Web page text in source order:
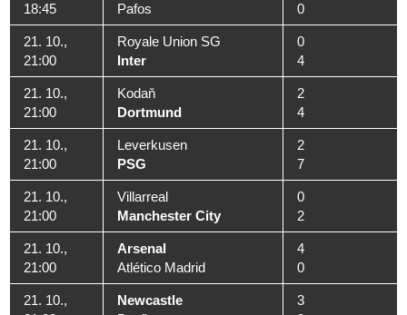
18:45
Pafos
0
21. 10.,
21:00
Royale Union SG
Inter
0
4
21. 10.,
21:00
Kodaň
Dortmund
2
4
21. 10.,
21:00
Leverkusen
PSG
2
7
21. 10.,
21:00
Villarreal
Manchester City
0
2
21. 10.,
21:00
Arsenal
Atlético Madrid
4
0
21. 10.,
Newcastle
3